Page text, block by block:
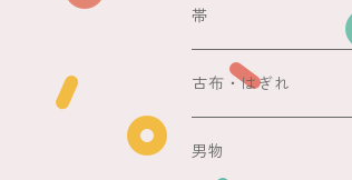
マスキングテープ
防虫香
銘仙
紬
単衣
銘仙
紬
夏
浴衣
銘仙
その他
帯
名古屋帯
袋帯
古布・はぎれ
切売り
男物